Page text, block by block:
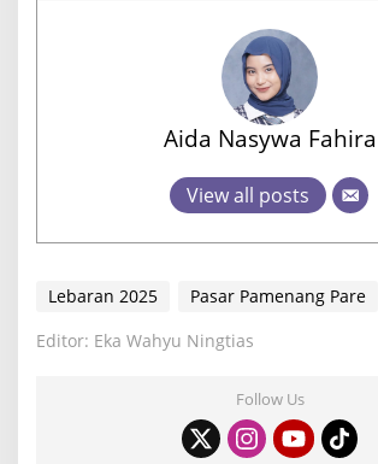
Aida Nasywa Fahira
View all posts
Lebaran 2025
Pasar Pamenang Pare
Editor: Eka Wahyu Ningtias
Follow Us